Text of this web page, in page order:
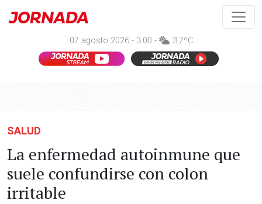
07 agosto 2026 - 3:00 - 3,7ºC
SALUD
La enfermedad autoinmune que
suele confundirse con colon
irritable